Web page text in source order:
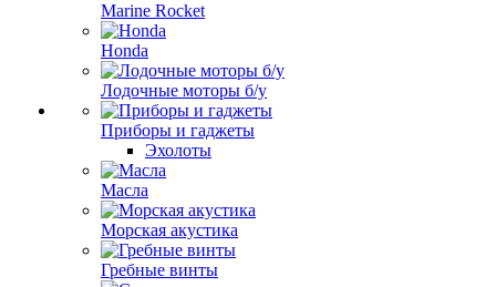
Marine Rocket
Honda
Лодочные моторы б/у
Приборы и гаджеты
Эхолоты
Масла
Морская акустика
Гребные винты